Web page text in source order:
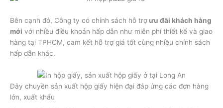
Bên cạnh đó, Công ty có chính sách hỗ trợ ưu đãi khách hàng
mới với nhiều điều khoản hấp dẫn như miễn phí thiết kế và giao
hàng tại TPHCM, cam kết hỗ trợ giá tốt cùng nhiều chính sách
hấp dẫn khác.
Dây chuyền sản xuất hộp giấy hiện đại đáp ứng các đơn hàng
lớn, xuất khẩu